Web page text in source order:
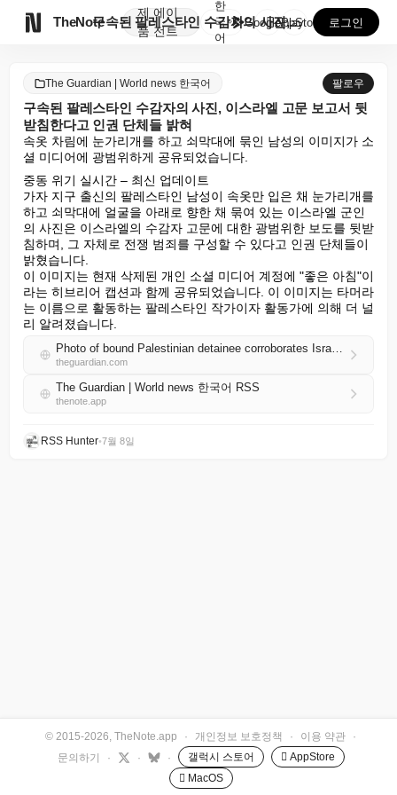
TheNote
제
품
에이
전트
구속된 팔레스타인 수감자의 사진, 이스라엘 고문 보고서...
한
국
어
GooglePlay
AppStore 로그인
The Guardian | World news 한국어 팔로우
구속된 팔레스타인 수감자의 사진, 이스라엘 고문 보고서 뒷
받침한다고 인권 단체들 밝혀
속옷 차림에 눈가리개를 하고 쇠막대에 묶인 남성의 이미지가 소
셜 미디어에 광범위하게 공유되었습니다.
중동 위기 실시간 – 최신 업데이트
가자 지구 출신의 팔레스타인 남성이 속옷만 입은 채 눈가리개를
하고 쇠막대에 얼굴을 아래로 향한 채 묶여 있는 이스라엘 군인
의 사진은 이스라엘의 수감자 고문에 대한 광범위한 보도를 뒷받
침하며, 그 자체로 전쟁 범죄를 구성할 수 있다고 인권 단체들이
밝혔습니다.
이 이미지는 현재 삭제된 개인 소셜 미디어 계정에 "좋은 아침"이
라는 히브리어 캡션과 함께 공유되었습니다. 이 이미지는 타머라
는 이름으로 활동하는 팔레스타인 작가이자 활동가에 의해 더 널
리 알려졌습니다.
Photo of bound Palestinian detainee corroborates Israeli torture reports, say rights groups
theguardian.com
The Guardian | World news 한국어 RSS
thenote.app
RSS Hunter•7월 8일
© 2015-2026, TheNote.app · 개인정보 보호정책 · 이용 약관
·
문의하기
· · · 갤럭시 스토어
 AppStore
 MacOS